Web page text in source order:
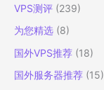
化
线
路
的
云
VPS测评 (239)
为您精选 (8)
国外VPS推荐 (18)
国外服务器推荐 (15)